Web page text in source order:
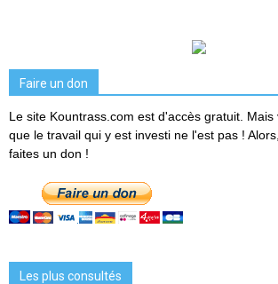
Faire un don
Le site Kountrass.com est d'accès gratuit. Mais
que le travail qui y est investi ne l'est pas !
faites un don !
Les plus consultés